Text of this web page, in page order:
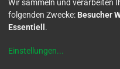
hellrot mit grünen Tips, in
Korolle/Petalen
einfache Blütenkrone in etwa ¼
doppelt so lange wie Korolla,
Wir sammeln und verarbeiten
folgenden Zwecke: Besucher
Essentiell .
Einstellungen...